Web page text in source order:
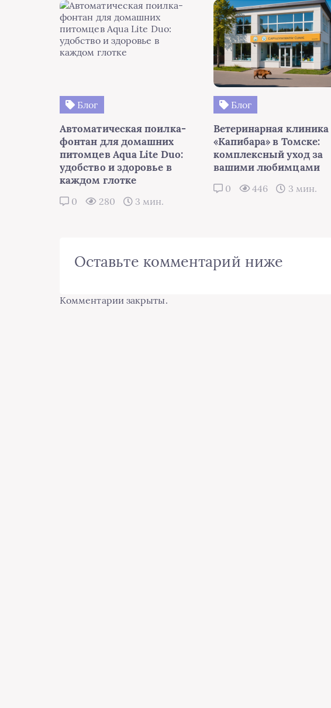
Блог
Автоматическая поилка-
фонтан для домашних
питомцев Aqua Lite Duo:
удобство и здоровье в
каждом глотке
0 280 3 мин.
Блог
Ветеринарная клиника
«Капибара» в Томске:
комплексный уход за
вашими любимцами
0 446 3 мин.
Оставьте комментарий ниже
Комментарии закрыты.